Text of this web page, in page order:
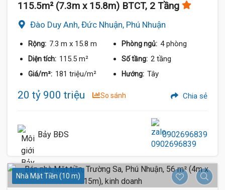
115.5m² (7.3m x 15.8m) BTCT, 2 Tầng
Đào Duy Anh, Đức Nhuận, Phú Nhuận
Rộng: 7.3 m x 15.8 m Phòng ngủ: 4 phòng
Diện tích: 115.5 m² Số tầng: 2 tầng
Giá/m²: 181 triệu/m² Hướng: Tây
20 tỷ 900 triệu So sánh Chia sẻ
Bảy BĐS 0902696839
Nhà Mặt Tiền (10 m)